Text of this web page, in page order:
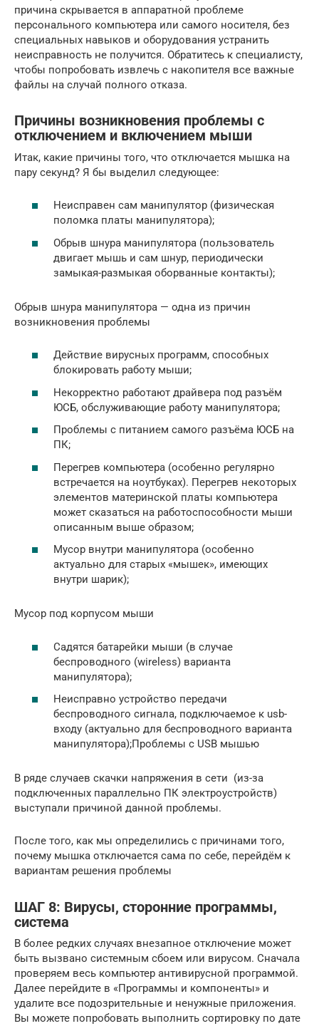
причина скрывается в аппаратной проблеме
персонального компьютера или самого носителя, без
специальных навыков и оборудования устранить
неисправность не получится. Обратитесь к специалисту,
чтобы попробовать извлечь с накопителя все важные
файлы на случай полного отказа.
Причины возникновения проблемы с
отключением и включением мыши
Итак, какие причины того, что отключается мышка на
пару секунд? Я бы выделил следующее:
Неисправен сам манипулятор (физическая
поломка платы манипулятора);
Обрыв шнура манипулятора (пользователь
двигает мышь и сам шнур, периодически
замыкая-размыкая оборванные контакты);
Обрыв шнура манипулятора — одна из причин
возникновения проблемы
Действие вирусных программ, способных
блокировать работу мыши;
Некорректно работают драйвера под разъём
ЮСБ, обслуживающие работу манипулятора;
Проблемы с питанием самого разъёма ЮСБ на
ПК;
Перегрев компьютера (особенно регулярно
встречается на ноутбуках). Перегрев некоторых
элементов материнской платы компьютера
может сказаться на работоспособности мыши
описанным выше образом;
Мусор внутри манипулятора (особенно
актуально для старых «мышек», имеющих
внутри шарик);
Мусор под корпусом мыши
Садятся батарейки мыши (в случае
беспроводного (wireless) варианта
манипулятора);
Неисправно устройство передачи
беспроводного сигнала, подключаемое к usb-
входу (актуально для беспроводного варианта
манипулятора);Проблемы с USB мышью
В ряде случаев скачки напряжения в сети (из-за
подключенных параллельно ПК электроустройств)
выступали причиной данной проблемы.
После того, как мы определились с причинами того,
почему мышка отключается сама по себе, перейдём к
вариантам решения проблемы
ШАГ 8: Вирусы, сторонние программы,
система
В более редких случаях внезапное отключение может
быть вызвано системным сбоем или вирусом. Сначала
проверяем весь компьютер антивирусной программой.
Далее перейдите в «Программы и компоненты» и
удалите все подозрительные и ненужные приложения.
Вы можете попробовать выполнить сортировку по дате